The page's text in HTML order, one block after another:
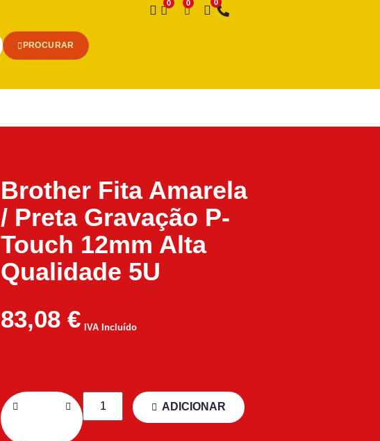
PROCURAR
Desejo
Brother Fita Amarela
/ Preta Gravação P-
Touch 12mm Alta
Qualidade 5U
83,08 € IVA Incluído
ADICIONAR